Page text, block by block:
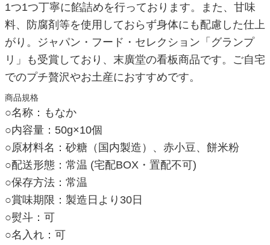
1つ1つ丁寧に餡詰めを行っております。また、甘味
料、防腐剤等を使用しておらず身体にも配慮した仕上
がり。ジャパン・フード・セレクション「グランプ
リ」も受賞しており、末廣堂の看板商品です。ご自宅
でのプチ贅沢やお土産におすすめです。
商品規格
○名称：もなか
○内容量：50g×10個
○原材料名：砂糖（国内製造）、赤小豆、餅米粉
○配送形態：常温 (宅配BOX・置配不可)
○保存方法：常温
○賞味期限：製造日より30日
○熨斗：可
○名入れ：可